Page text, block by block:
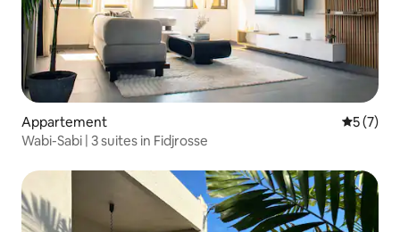
Appartement
5 (7)
Wabi-Sabi | 3 suites in Fidjrosse